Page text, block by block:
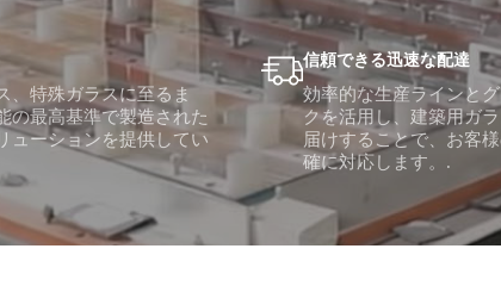
、特殊ガラスに至るま
の最高基準で製造された
ューションを提供してい
信頼できる迅速な配達
効率的な生産ラインと
クを活用し、建築用ガ
届けすることで、お客
確に対応します。.